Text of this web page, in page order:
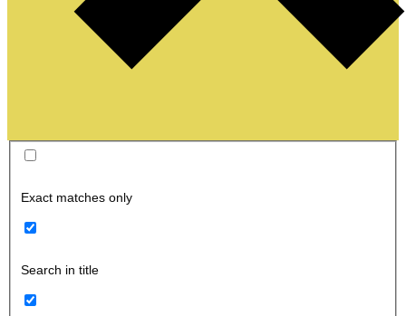
Exact matches only
Search in title